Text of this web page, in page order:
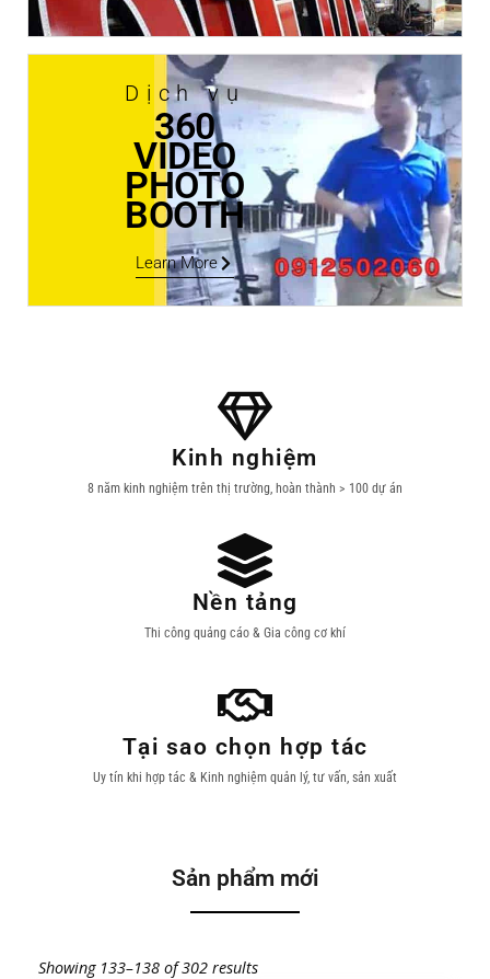
Dịch vụ
360
VIDEO
PHOTO
BOOTH
Learn More
Kinh nghiệm
8 năm kinh nghiệm trên thị trường, hoàn thành > 100 dự án
Nền tảng
Thi công quảng cáo & Gia công cơ khí
Tại sao chọn hợp tác
Uy tín khi hợp tác & Kinh nghiệm quản lý, tư vấn, sản xuất
Sản phẩm mới
Showing 133–138 of 302 results